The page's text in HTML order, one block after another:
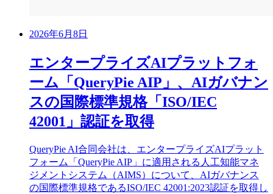
2026年6月8日
エンタープライズAIプラットフォ
ーム「QueryPie AIP」、AIガバナン
スの国際標準規格「ISO/IEC
42001」認証を取得
QueryPie AI合同会社は、エンタープライズAIプラット
フォーム「QueryPie AIP」に適用される人工知能マネ
ジメントシステム（AIMS）について、AIガバナンス
の国際標準規格であるISO/IEC 42001:2023認証を取得し